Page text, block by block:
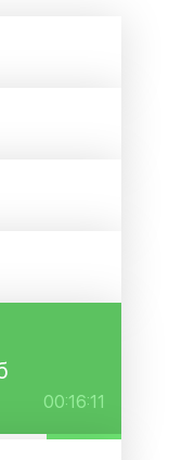
00:16:11